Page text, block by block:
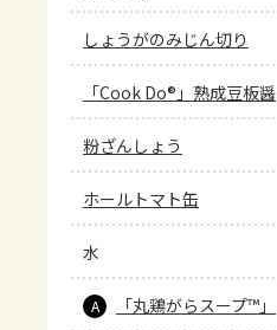
しょうがのみじん切り
「Cook Do®」熟成豆板醤
粉ざんしょう
ホールトマト缶
水
A 「丸鶏がらスープ™」